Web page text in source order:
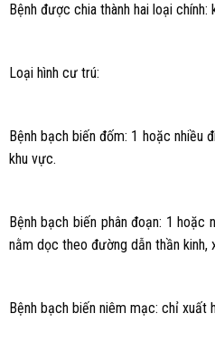
Bệnh được chia thành hai loại chính:
Loại hình cư trú:
Bệnh bạch biến đốm: 1 hoặc nhiều
khu vực.
Bệnh bạch biến phân đoạn: 1
nằm dọc theo đường dẫn thần kinh,
Bệnh bạch biến niêm mạc: chỉ xuất